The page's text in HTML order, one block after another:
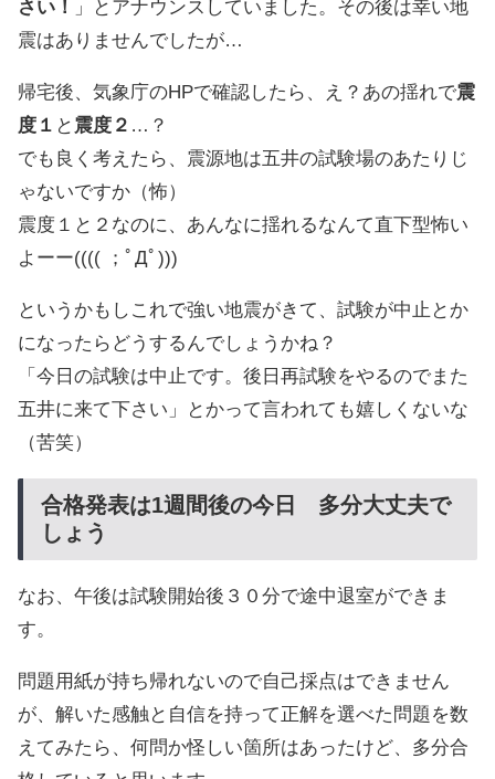
さい！
」とアナウンスしていました。その後は幸い地
震はありませんでしたが…
帰宅後、気象庁のHPで確認したら、え？あの揺れで震
度１ と 震度２ …？
でも良く考えたら、震源地は五井の試験場のあたりじ
ゃないですか（怖）
震度１と２なのに、あんなに揺れるなんて直下型怖い
よーー(((( ；ﾟДﾟ)))
というかもしこれで強い地震がきて、試験が中止とか
になったらどうするんでしょうかね？
「今日の試験は中止です。後日再試験をやるのでまた
五井に来て下さい」とかって言われても嬉しくないな
（苦笑）
合格発表は1週間後の今日 多分大丈夫で
しょう
なお、午後は試験開始後３０分で途中退室ができま
す。
問題用紙が持ち帰れないので自己採点はできません
が、解いた感触と自信を持って正解を選べた問題を数
えてみたら、何問か怪しい箇所はあったけど、多分合